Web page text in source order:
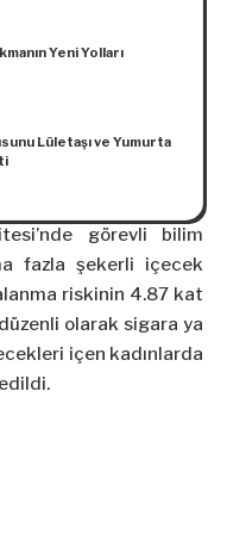
Yeni Yolları
Lületaşı ve Yumurta
görevli bilim
fazla şekerli içecek
riskinin 4.87 kat
olarak sigara ya
içen kadınlarda